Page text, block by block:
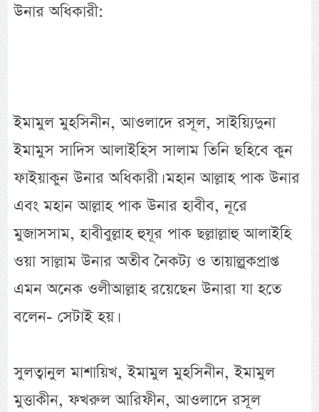
উনার অধিকারী:
ইমামুল মুহসিনীন, আওলাদে রসূল, সাইয়্যিদুনা
ইমামুস সাদিস আলাইহিস সালাম তিনি ছহিবে কুন
ফাইয়াকুন উনার অধিকারী। মহান আল্লাহ পাক উনার
এবং মহান আল্লাহ পাক উনার হাবীব, নূরে
মুজাসসাম, হাবীবুল্লাহ হুযূর পাক ছল্লাল্লাহু আলাইহি
ওয়া সাল্লাম উনার অতীব নৈকট্য ও তায়াল্লুকপ্রাপ্ত
এমন অনেক ওলীআল্লাহ রয়েছেন উনারা যা হতে
বলেন- সেটাই হয়।
সুলত্বানুল মাশায়িখ, ইমামুল মুহসিনীন, ইমামুল
মুত্তাকীন, ফখরুল আরিফীন, আওলাদে রসূল